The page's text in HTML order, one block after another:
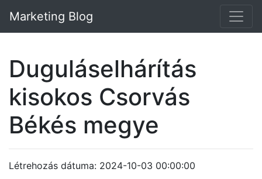
Marketing Blog
Duguláselhárítás
kisokos Csorvás
Békés megye
Létrehozás dátuma: 2024-10-03 00:00:00